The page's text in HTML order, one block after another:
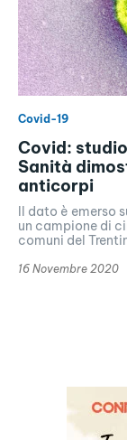
Covid-19
Covid:
Sanità
anticorpi
Il dato è
un campione di
comuni del
16 Novembre 2020